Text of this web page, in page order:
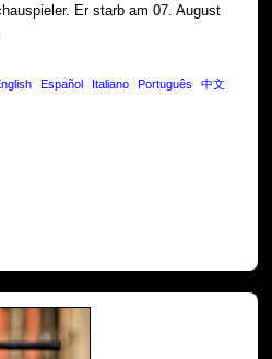
Er starb am 07. August
Español Italiano Português 中文